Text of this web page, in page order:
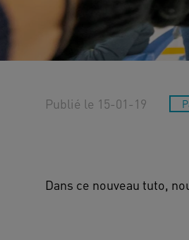
Publié le 15-01-19
Dans ce nouveau tuto,